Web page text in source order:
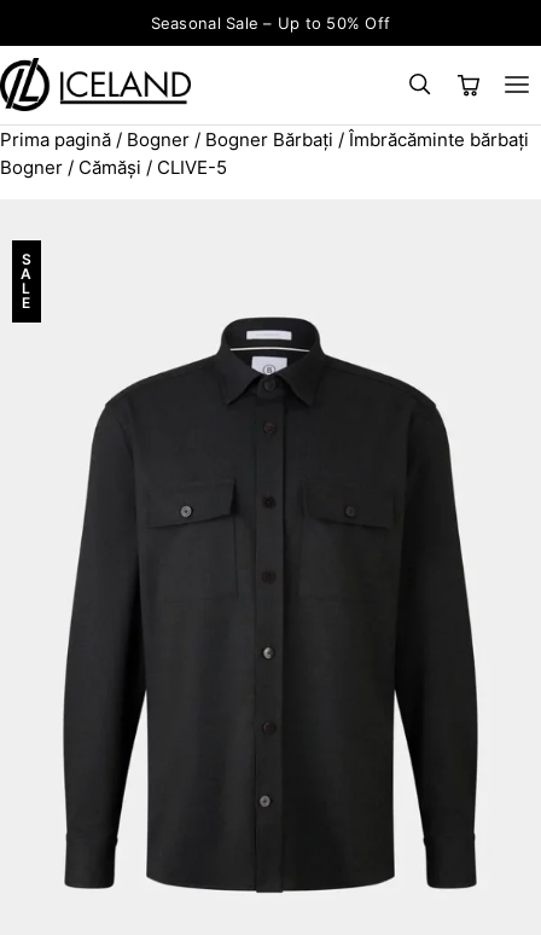
Seasonal Sale – Up to 50% Off
Search for:
CAUTĂ ×
Prima pagină / Bogner / Bogner Bărbați / Îmbrăcăminte bărbați
Bogner / Cămăși / CLIVE-5
S
A
L
E